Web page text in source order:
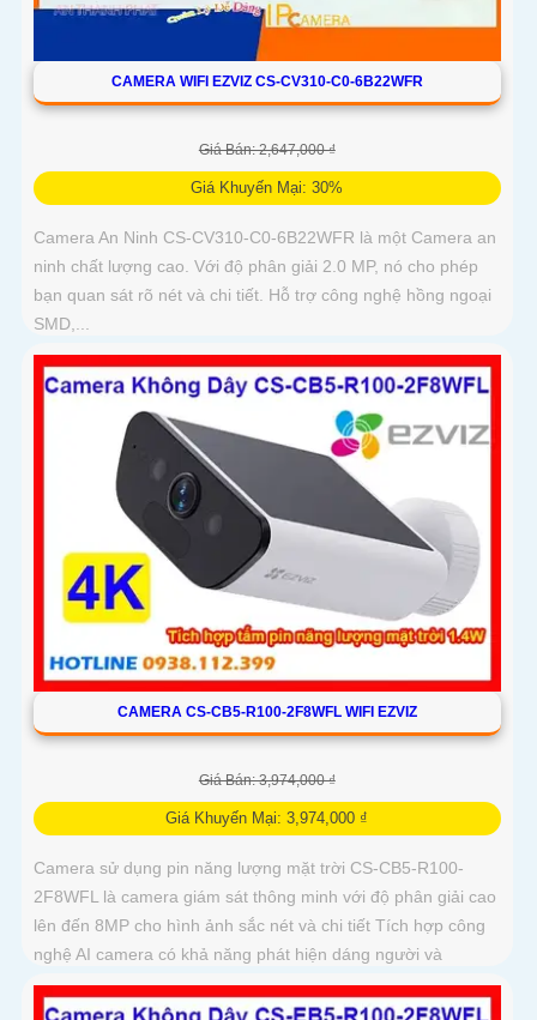
CAMERA WIFI EZVIZ CS-CV310-C0-6B22WFR
Giá Bán: 2,647,000 ₫
Giá Khuyến Mại: 30%
Camera An Ninh CS-CV310-C0-6B22WFR là một Camera an
ninh chất lượng cao. Với độ phân giải 2.0 MP, nó cho phép
bạn quan sát rõ nét và chi tiết. Hỗ trợ công nghệ hồng ngoại
SMD,...
CAMERA CS-CB5-R100-2F8WFL WIFI EZVIZ
Giá Bán: 3,974,000 ₫
Giá Khuyến Mại: 3,974,000 ₫
Camera sử dụng pin năng lượng mặt trời CS-CB5-R100-
2F8WFL là camera giám sát thông minh với độ phân giải cao
lên đến 8MP cho hình ảnh sắc nét và chi tiết Tích hợp công
nghệ AI camera có khả năng phát hiện dáng người và
phương tiện báo động khi phát hiện xâm nhập Thiết kế bền
bỉ chống nước IP65 phù hợp lắp đặt trong mọi điều kiện thời